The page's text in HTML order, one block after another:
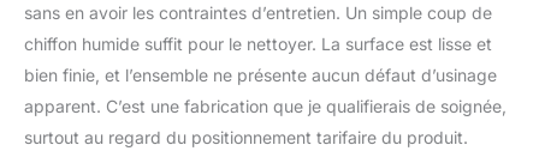
pour les chaudes
journées d'été ! Les
munis de vis de
compensation
permettant d'ajuster
sans en avoir les contraintes d’entretien. Un simple coup de
chiffon humide suffit pour le nettoyer. La surface est lisse et
bien finie, et l’ensemble ne présente aucun défaut d’usinage
apparent. C’est une fabrication que je qualifierais de soignée,
surtout au regard du positionnement tarifaire du produit.